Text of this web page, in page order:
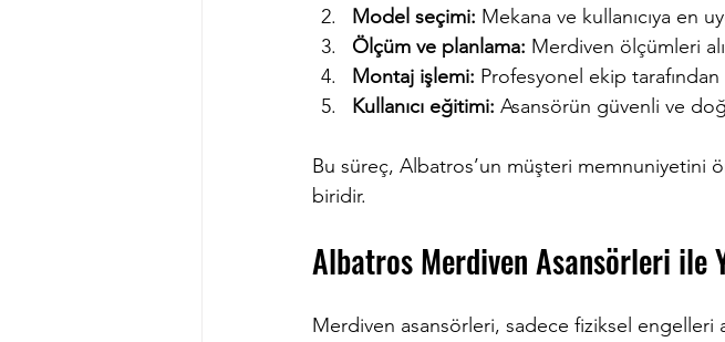
Model seçimi: Mekana ve kullanıcıya en
Ölçüm ve planlama: Merdiven ölçümleri
Montaj işlemi: Profesyonel ekip tarafından
Kullanıcı eğitimi: Asansörün güvenli ve
Bu süreç, Albatros’un müşteri memnuniyetini
biridir.
Albatros Merdiven Asansörleri ile
Merdiven asansörleri, sadece fiziksel engelleri